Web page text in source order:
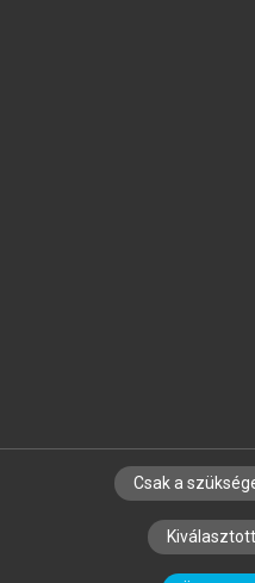
SZERZŐKNEK
SZERKESZTÉSI ÉS
Csak a